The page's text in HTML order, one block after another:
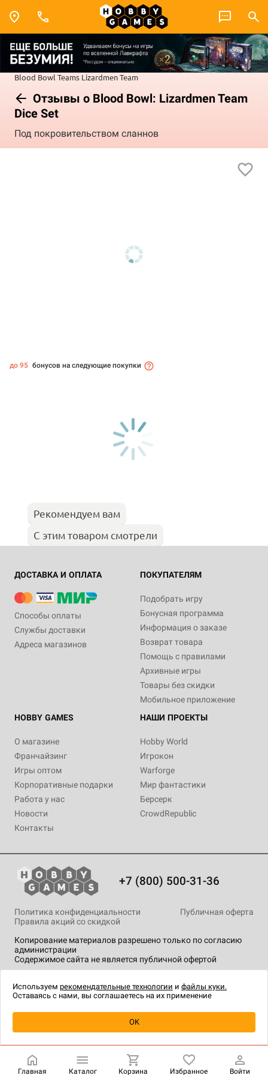
Blood Bowl Teams Lizardmen Team
Отзывы о Blood Bowl: Lizardmen Team
Dice Set
Под покровительством сланнов
Уведомить о наличии
до 95 бонусов на следующие покупки
Рекомендуем вам
С этим товаром смотрели
ДОСТАВКА И ОПЛАТА
Способы оплаты
Службы доставки
Адреса магазинов
ПОКУПАТЕЛЯМ
Подобрать игру
Бонусная программа
Информация о заказе
Возврат товара
Помощь с правилами
Архивные игры
Товары без скидки
Мобильное приложение
HOBBY GAMES
О магазине
Франчайзинг
Игры оптом
Корпоративные подарки
Работа у нас
Новости
Контакты
НАШИ ПРОЕКТЫ
Hobby World
Игрокон
Warforge
Мир фантастики
Берсерк
CrowdRepublic
+7 (800) 500-31-36
Копирование материалов разрешено только по согласию
администрации
Содержимое сайта не является публичной офертой
Политика конфиденциальности
Публичная оферта
Правила акций со скидкой
технологии.
Главная Каталог Корзина Избранное Войти
Используем рекомендательные технологии и файлы куки.
Оставаясь с нами, вы соглашаетесь на их применение
OK